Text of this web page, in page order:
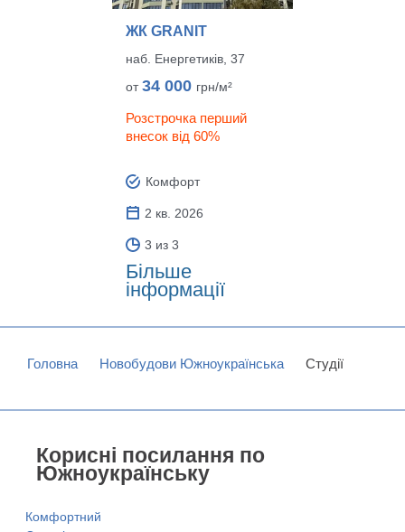
ЖК GRANIT
наб. Енергетиків, 37
от34 000 грн/м²
Розстрочка перший
внесок від 60%
Комфорт
2 кв. 2026
3 из 3
Більше
інформації
Головна Новобудови Южноукраїнська Студії
Корисні посилання по
Южноукраїнську
Комфортний